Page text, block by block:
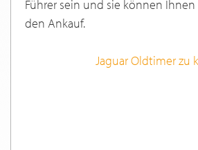
Führer sein und sie können
den Ankauf.
Jaguar Oldtimer zu